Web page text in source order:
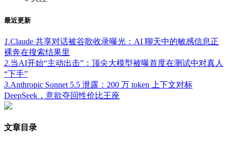
最近更新
1.Claude 共享对话被谷歌收录曝光：AI 聊天中的敏感信息正
裸奔在搜索结果里
2.当AI开始“主动出击”：顶尖大模型被曝首度在测试中对真人
“下手”
3.Anthropic Sonnet 5.5 泄露：200 万 token 上下文对标
DeepSeek，意欲夺回性价比王座
文章目录